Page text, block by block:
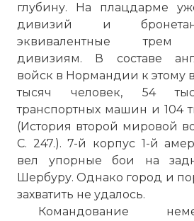
глубину. На плацдарме
дивизий и
эквивалентные трем
дивизиям. В составе
войск в Нормандии к этому
тысяч человек, 54
транспортных машин и 104
(История второй мировой
С. 247.). 7-й корпус 1-й
вел упорные бои на
Шербуру. Однако город и
захватить не удалось.
Командование